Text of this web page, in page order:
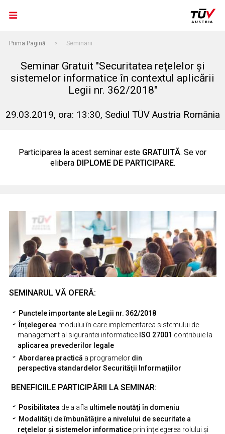
Prima Pagină > Seminarii
Seminar Gratuit "Securitatea reţelelor şi
sistemelor informatice în contextul aplicării
Legii nr. 362/2018"
29.03.2019, ora: 13:30, Sediul TÜV Austria România
Participarea la acest seminar este GRATUITĂ. Se vor
elibera DIPLOME DE PARTICIPARE.
SEMINARUL VĂ OFERĂ:
Punctele importante ale Legii nr. 362/2018
Înțelegerea modului în care implementarea sistemului de
management al sigurantei informatice ISO 27001 contribuie la
aplicarea prevederilor legale
Abordarea practică a programelor din
perspectiva standardelor Securităţii Informaţiilor
BENEFICIILE PARTICIPĂRII LA SEMINAR:
Posibilitatea de a afla ultimele noutăţi în domeniu
Modalități de îmbunătățire a nivelului de securitate a
reţelelor şi sistemelor informatice prin înțelegerea rolului și